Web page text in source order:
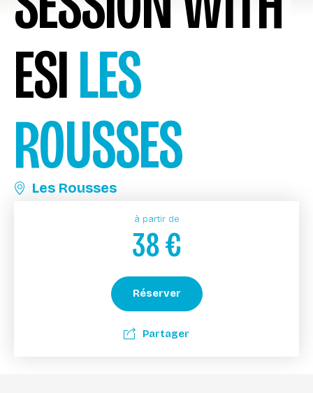
ESILES
ROUSSES
Les Rousses
à partir de
38€
Réserver
Partager